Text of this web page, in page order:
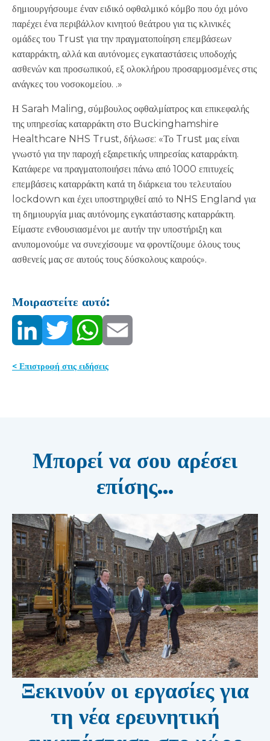
δημιουργήσουμε έναν ειδικό οφθαλμικό κόμβο που όχι μόνο
παρέχει ένα περιβάλλον κινητού θεάτρου για τις κλινικές
ομάδες του Trust για την πραγματοποίηση επεμβάσεων
καταρράκτη, αλλά και αυτόνομες εγκαταστάσεις υποδοχής
ασθενών και προσωπικού, εξ ολοκλήρου προσαρμοσμένες στις
ανάγκες του νοσοκομείου. .»
Η Sarah Maling, σύμβουλος οφθαλμίατρος και επικεφαλής
της υπηρεσίας καταρράκτη στο Buckinghamshire
Healthcare NHS Trust, δήλωσε: «Το Trust μας είναι
γνωστό για την παροχή εξαιρετικής υπηρεσίας καταρράκτη.
Κατάφερε να πραγματοποιήσει πάνω από 1000 επιτυχείς
επεμβάσεις καταρράκτη κατά τη διάρκεια του τελευταίου
lockdown και έχει υποστηριχθεί από το NHS England για
τη δημιουργία μιας αυτόνομης εγκατάστασης καταρράκτη.
Είμαστε ενθουσιασμένοι με αυτήν την υποστήριξη και
ανυπομονούμε να συνεχίσουμε να φροντίζουμε όλους τους
ασθενείς μας σε αυτούς τους δύσκολους καιρούς».
Μοιραστείτε αυτό:
< Επιστροφή στις ειδήσεις
Μπορεί να σου αρέσει
επίσης...
Ξεκινούν οι εργασίες για
τη νέα ερευνητική